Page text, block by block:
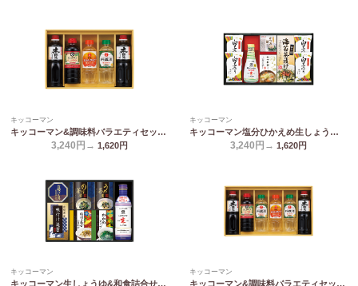
キッコーマン
キッコーマン&調味料バラエティセット KSM-30N
3,240円→ 1,620円
キッコーマン
キッコーマン塩分ひかえめ生しょうゆ詰合せギフト OR-30
3,240円→ 1,620円
キッコーマン
キッコーマン生しょうゆ&和食詰合せ NBL-30K
キッコーマン
キッコーマン&調味料バラエティセット KSM-35N